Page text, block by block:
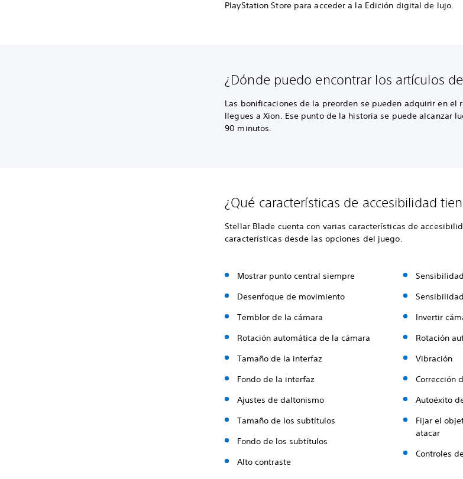
PlayStation Store para acceder a la Edición digital de lujo.
¿Dónde puedo encontrar los artículos
Las bonificaciones de la preorden se pueden adquirir en el
llegues a Xion. Ese punto de la historia se puede alcanzar
90 minutos.
¿Qué características de accesibilidad
Stellar Blade cuenta con varias características de
características desde las opciones del juego.
Mostrar punto central siempre
Desenfoque de movimiento
Temblor de la cámara
Rotación automática de la cámara
Tamaño de la interfaz
Fondo de la interfaz
Ajustes de daltonismo
Tamaño de los subtítulos
Fondo de los subtítulos
Alto contraste
Invertir
Rotación
Vibración
Corrección
Autoéxito
Fijar el
atacar
Controles